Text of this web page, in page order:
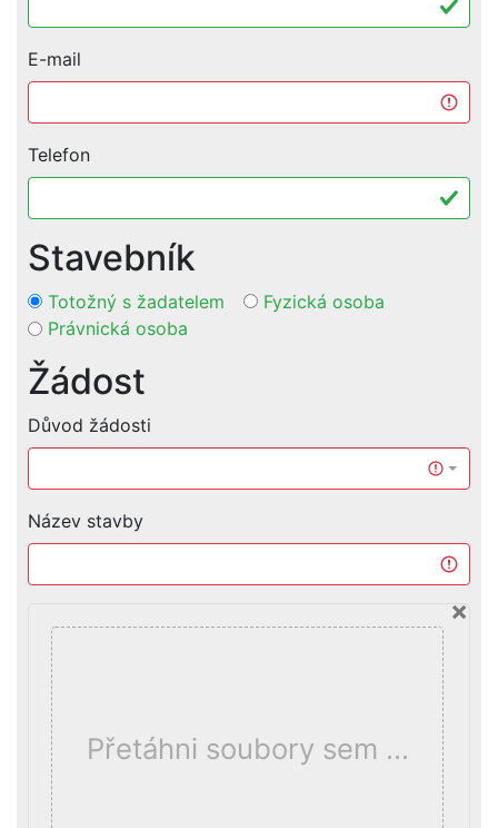
E-mail
Telefon
Stavebník
Totožný s žadatelem
Fyzická osoba
Právnická osoba
Žádost
Důvod žádosti
Název stavby
×
Přetáhni soubory sem …